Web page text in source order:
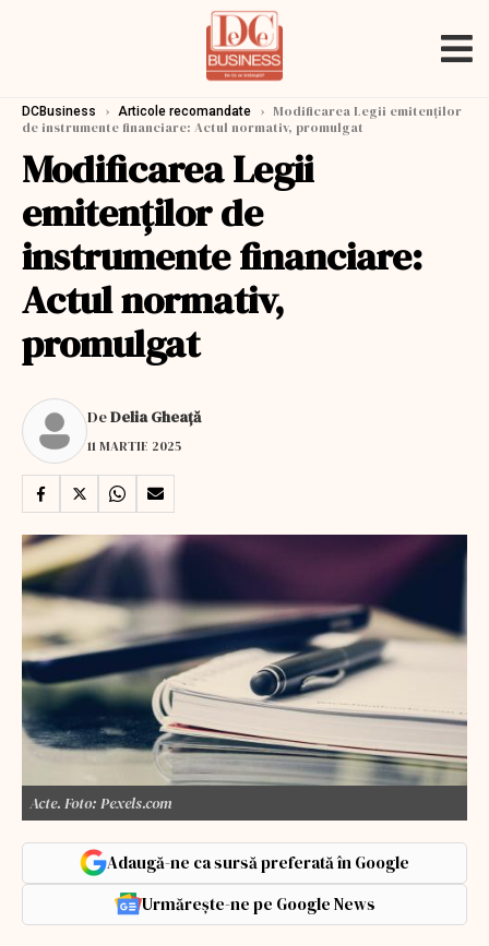
DCBusiness › Articole recomandate › Modificarea Legii emitenților
de instrumente financiare: Actul normativ, promulgat
Modificarea Legii
emitenților de
instrumente financiare:
Actul normativ,
promulgat
DeDelia Gheață
11 MARTIE 2025
Acte. Foto: Pexels.com
Adaugă-ne ca sursă preferată în Google
Urmărește-ne pe Google News